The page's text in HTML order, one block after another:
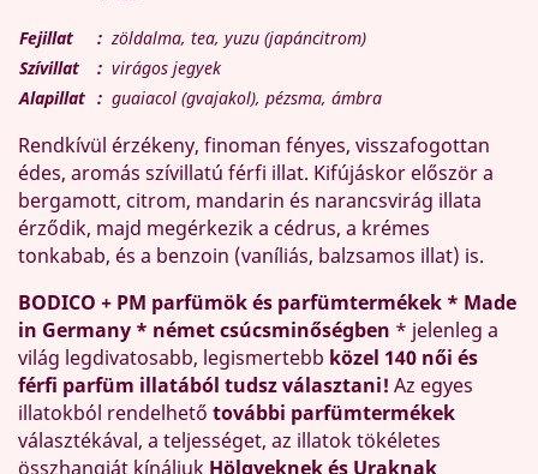
Fejillat : zöldalma, tea, yuzu (japáncitrom)
Szívillat
: virágos jegyek
Alapillat : guaiacol (gvajakol), pézsma, ámbra
Rendkívül érzékeny, finoman fényes, visszafogottan
édes, aromás szívillatú férfi illat. Kifújáskor először a
bergamott, citrom, mandarin és narancsvirág illata
érződik, majd megérkezik a cédrus, a krémes
tonkabab, és a benzoin (vaníliás, balzsamos illat) is.
BODICO + PM parfümök és parfümtermékek * Made
in Germany * német csúcsminőségben * jelenleg a
világ legdivatosabb, legismertebb közel 140 női és
férfi parfüm illatából tudsz választani! Az egyes
illatokból rendelhető további parfümtermékek
választékával, a teljességet, az illatok tökéletes
összhangját kínáljuk Hölgyeknek és Uraknak